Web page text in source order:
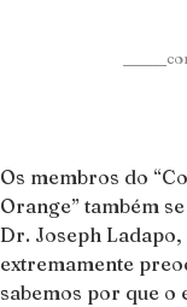
Os membros do
Orange” também
Dr. Joseph
extremamente
sabemos por que o